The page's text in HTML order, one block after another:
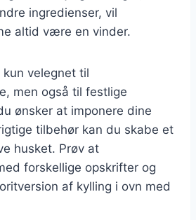
ingredienser, vil
altid være en vinder.
velegnet til
men også til festlige
ønsker at imponere dine
tilbehør kan du skabe et
husket. Prøv at
forskellige opskrifter og
af kylling i ovn med